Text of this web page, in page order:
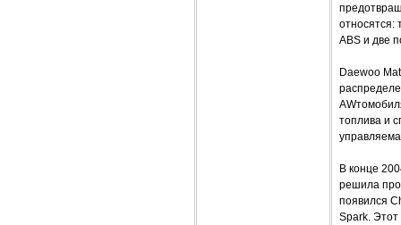
ABS и две
Daewoo
топлива и
В конце
решила
появился
Spark.